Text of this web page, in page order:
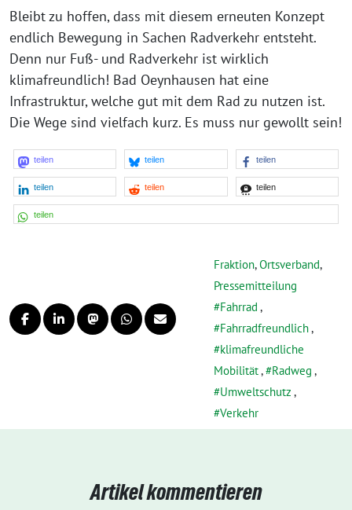
Bleibt zu hoffen, dass mit diesem erneuten Konzept
endlich Bewegung in Sachen Radverkehr entsteht.
Denn nur Fuß- und Radverkehr ist wirklich
klimafreundlich! Bad Oeynhausen hat eine
Infrastruktur, welche gut mit dem Rad zu nutzen ist.
Die Wege sind vielfach kurz. Es muss nur gewollt sein!
teilen teilen teilen
teilen teilen teilen
teilen
Fraktion,Ortsverband,
Pressemitteilung
Fahrrad ,
Fahrradfreundlich,
klimafreundliche
Mobilität, Radweg ,
Umweltschutz ,
Verkehr
Artikel kommentieren